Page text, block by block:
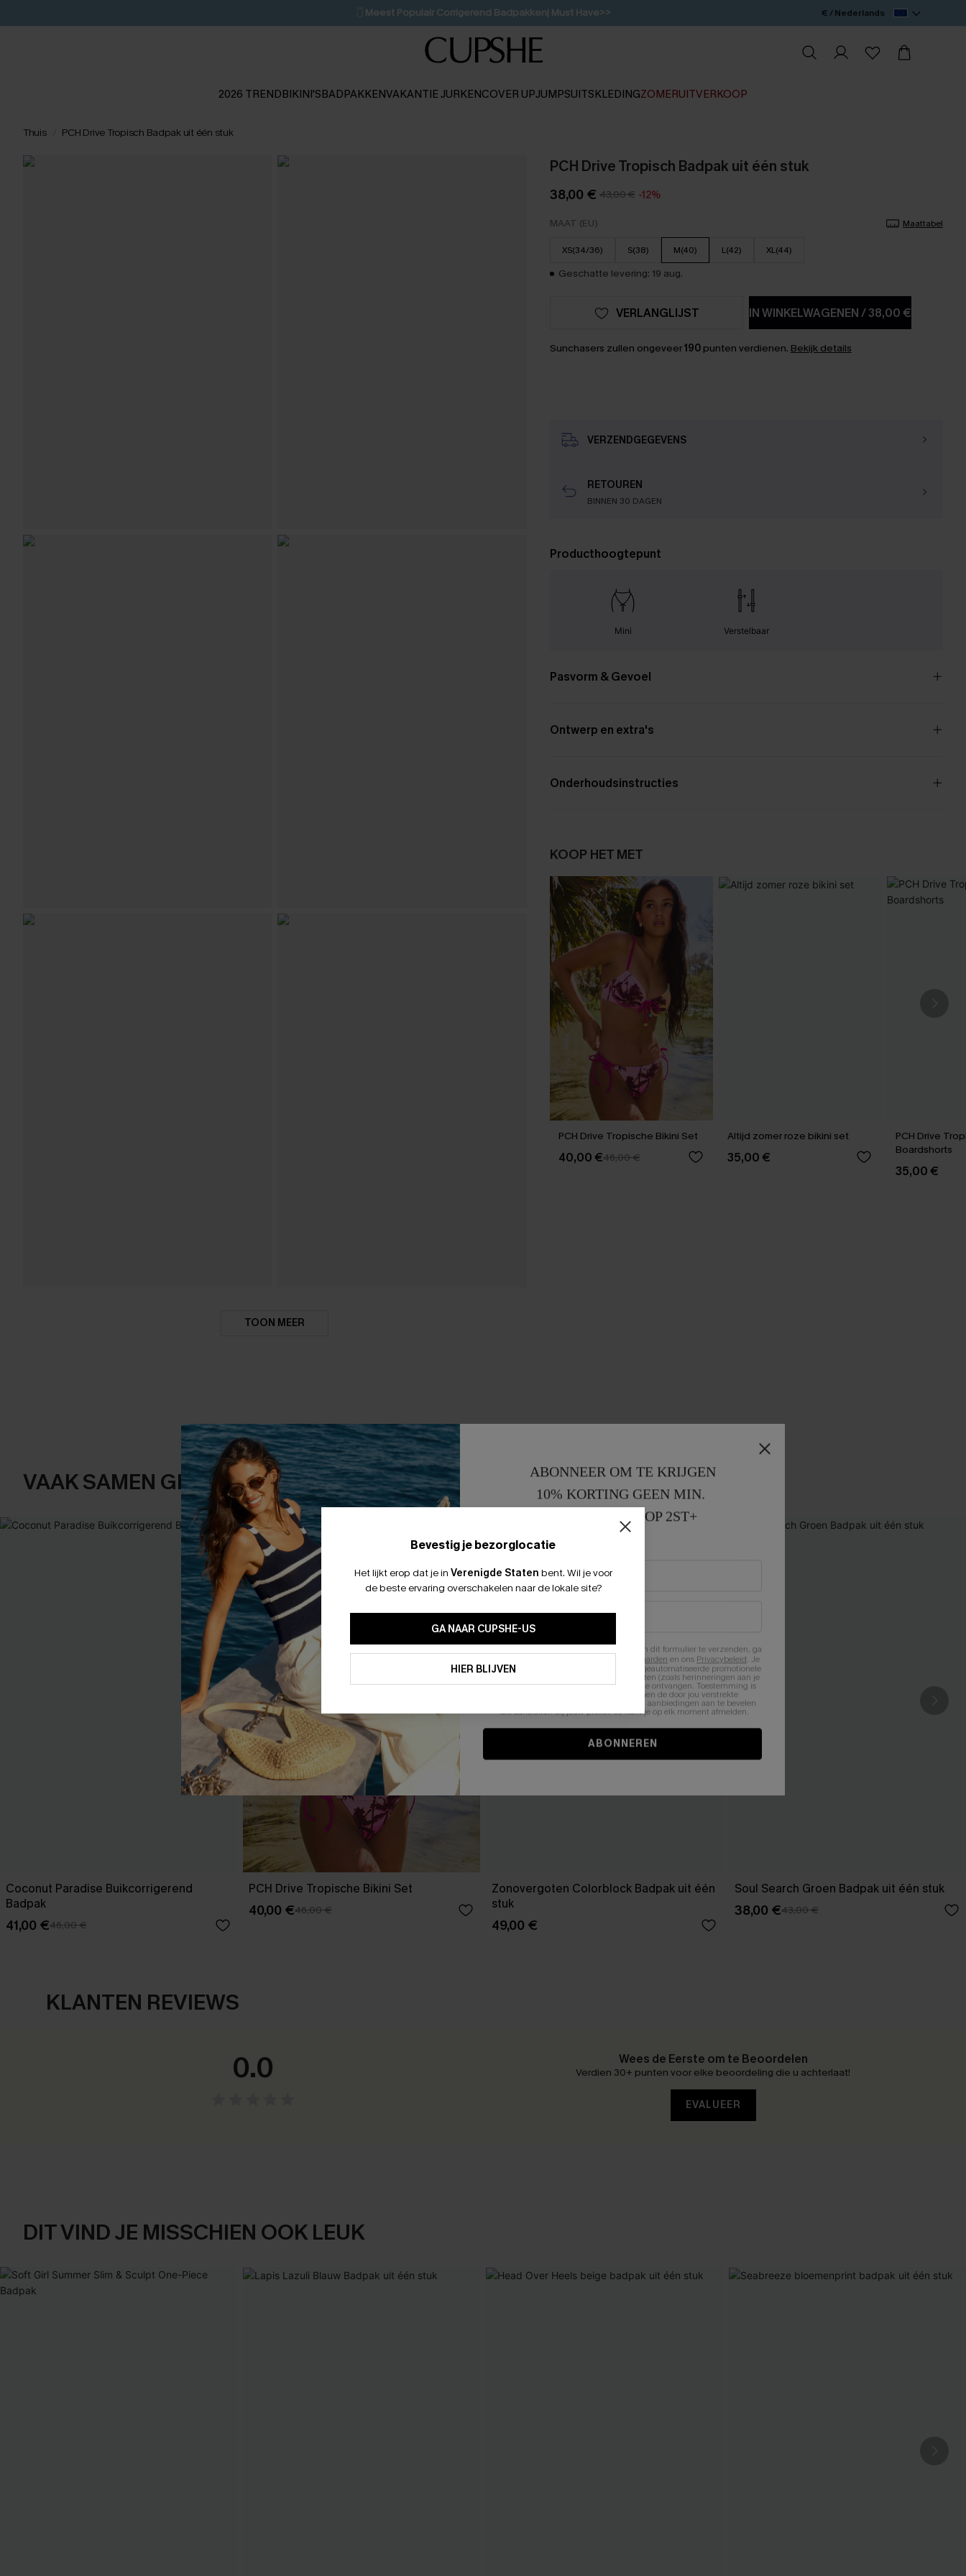
🩱 Meest Populair Corrigerend Badpakken| Must Have>>
💌Abonneer je & ontvang tot 15% korting>>
Koop 3, krijg 15% korting | CODE: SW15
€ / Nederlands
2026 TRENDBIKINI'SBADPAKKENVAKANTIE JURKENCOVER UPJUMPSUITSKLEDINGZOMERUITVERKOOP
Thuis PCH Drive Tropisch Badpak uit één stuk
TOON MEER
PCH Drive Tropisch Badpak uit één stuk
38,00 € 43,00 € -12%
MAAT (EU) Maattabel
XS(34/36) S(38) M(40) L(42) XL(44)
Geschatte levering: 19 aug.
IN WINKELWAGENEN/38,00 €
VERLANGLIJST
Sunchasers zullen ongeveer190punten verdienen. Bekijk details
VERZENDGEGEVENS
RETOUREN
BINNEN 30 DAGEN
Producthoogtepunt
Mini Verstelbaar
Pasvorm & Gevoel
Ontwerp en extra's
Onderhoudsinstructies
KOOP HET MET
PCH Drive Tropische Bikini Set
40,00 €46,00 €
Altijd zomer roze bikini set
35,00 €
PCH Drive
Boardshorts
35,00 €
VAAK SAMEN GEKOCHT
Coconut Paradise Buikcorrigerend
Badpak
41,00 €46,00 €
PCH Drive Tropische Bikini Set
40,00 €46,00 €
Zonovergoten Colorblock Badpak uit één
stuk
49,00 €
Soul Search Groen Badpak uit één stuk
38,00 €43,00 €
KLANTEN REVIEWS
0.0 Wees de Eerste om te Beoordelen
Verdien 30+ punten voor elke beoordeling die u achterlaat!
EVALUEER
DIT VIND JE MISSCHIEN OOK LEUK
Bevestig je bezorglocatie
Het lijkt erop dat je in Verenigde Staten bent. Wil je voor
de beste ervaring overschakelen naar de lokale site?
GA NAAR CUPSHE-US
HIER BLIJVEN
ABONNEER OM TE KRIJGEN
10% KORTING GEEN MIN.
15% KORTING OP 2ST+
Door je contactgegevens in te vullen en dit formulier te verzenden, ga
Algemene Voorwaarden en ons Privacybeleid. Je
stemt er tevens mee in om herhaalde geautomatiseerde promotionele
en gepersonaliseerde marketingberichten (zoals herinneringen aan je
winkelwagen) en e-mails van Cupshe te ontvangen. Toestemming is
niet vereist voor een aankoop. We kunnen de door jou verstrekte
informatie gebruiken om producten en aanbiedingen aan te bevelen
die aansluiten bij jouw profiel. Je kunt je op elk moment afmelden.
ABONNEREN